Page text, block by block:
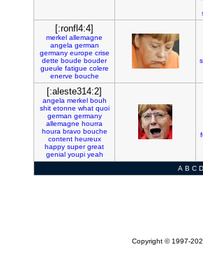
[:ronfl4:4]
merkel allemagne
angela german
germany europe crise
dette boude bouder
gueule fatigue colere
enerve bouche
[:aleste314:2]
angela merkel bouh
shit etonne what quoi
german germany
allemagne hourra
houra bravo bouche
content heureux
happy super great
genial youpi yeah
A B C D
Copyright © 1997-